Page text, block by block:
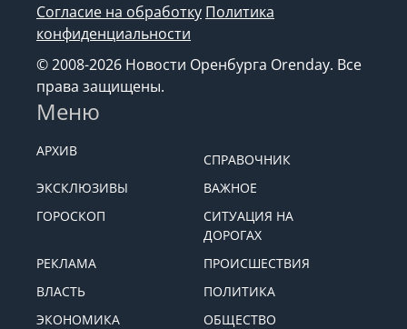
Согласие на обработку Политика
конфиденциальности
© 2008-2026 Новости Оренбурга Orenday. Все
права защищены.
Меню
АРХИВ
СПРАВОЧНИК
ЭКСКЛЮЗИВЫ
ВАЖНОЕ
ГОРОСКОП
СИТУАЦИЯ НА
ДОРОГАХ
РЕКЛАМА
ПРОИСШЕСТВИЯ
ВЛАСТЬ
ПОЛИТИКА
ЭКОНОМИКА
ОБЩЕСТВО